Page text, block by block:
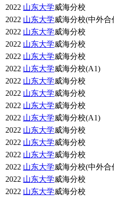
2022 山东大学威海分校
2022 山东大学威海分校(中外合
2022 山东大学威海分校
2022 山东大学威海分校
2022 山东大学威海分校
2022 山东大学威海分校(A1)
2022 山东大学威海分校
2022 山东大学威海分校
2022 山东大学威海分校
2022 山东大学威海分校(A1)
2022 山东大学威海分校
2022 山东大学威海分校
2022 山东大学威海分校
2022 山东大学威海分校(中外合
2022 山东大学威海分校
2022 山东大学威海分校